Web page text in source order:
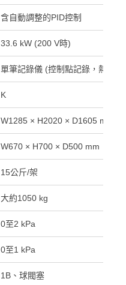
含自動調整的PID控制
33.6 kW (200 V時)
單筆記錄儀 (控制點記錄，熱電偶
K
W1285 × H2020 × D1605 mm
W670 × H700 × D500 mm
15公斤/架
大約1050 kg
0至2 kPa
0至1 kPa
1B、球閥塞